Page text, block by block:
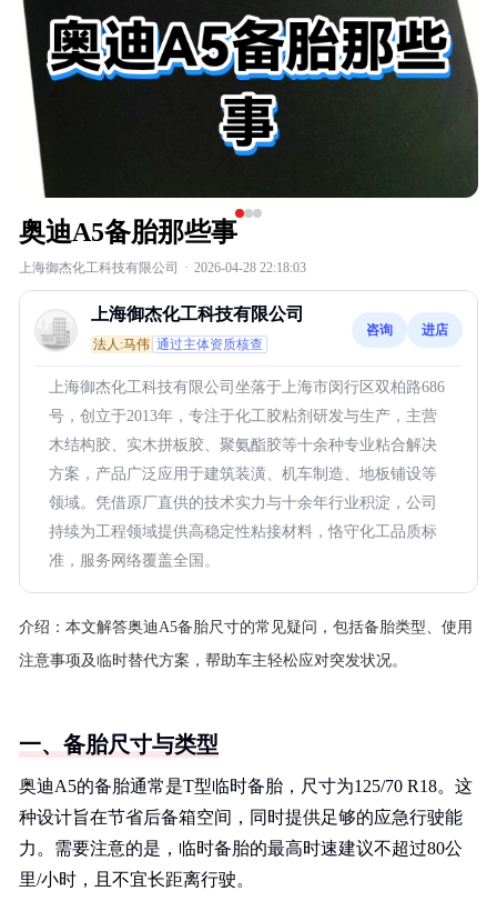
奥迪A5备胎那些事
上海御杰化工科技有限公司 · 2026-04-28 22:18:03
上海御杰化工科技有限公司
法人:马伟 通过主体资质核查
咨询 进店
上海御杰化工科技有限公司坐落于上海市闵行区双柏路686
号，创立于2013年，专注于化工胶粘剂研发与生产，主营
木结构胶、实木拼板胶、聚氨酯胶等十余种专业粘合解决
方案，产品广泛应用于建筑装潢、机车制造、地板铺设等
领域。凭借原厂直供的技术实力与十余年行业积淀，公司
持续为工程领域提供高稳定性粘接材料，恪守化工品质标
准，服务网络覆盖全国。
介绍： 本文解答奥迪A5备胎尺寸的常见疑问，包括备胎类型、使用
注意事项及临时替代方案，帮助车主轻松应对突发状况。
一、备胎尺寸与类型
奥迪A5的备胎通常是T型临时备胎，尺寸为125/70 R18。这
种设计旨在节省后备箱空间，同时提供足够的应急行驶能
力。需要注意的是，临时备胎的最高时速建议不超过80公
里/小时，且不宜长距离行驶。